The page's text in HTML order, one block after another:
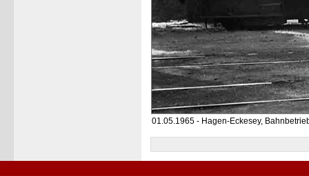
01.05.1965 - Hagen-Eckesey,